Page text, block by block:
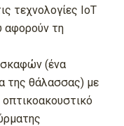
τεχνολογίες ΙοΤ
αφορούν τη
(ένα
της θάλασσας) με